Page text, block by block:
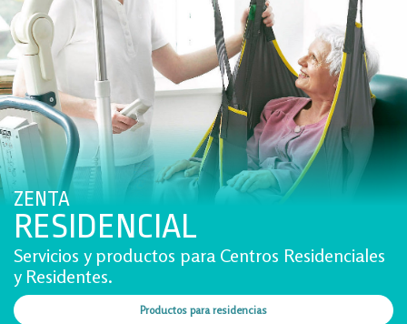
ZENTA
RESIDENCIAL
Servicios y productos para Centros Residenciales
y Residentes.
Productos para residencias